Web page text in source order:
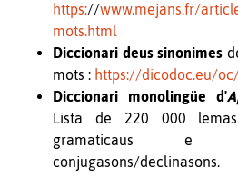
https://www.mejans.fr/
mots.html
Diccionari deus sinonimes
mots : https://dicodoc.eu/
Diccionari monolingüe d'
Lista de 220 000
gramaticaus e
conjugasons/declinasons.